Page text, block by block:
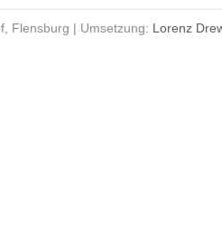
Flensburg | Umsetzung: Lorenz